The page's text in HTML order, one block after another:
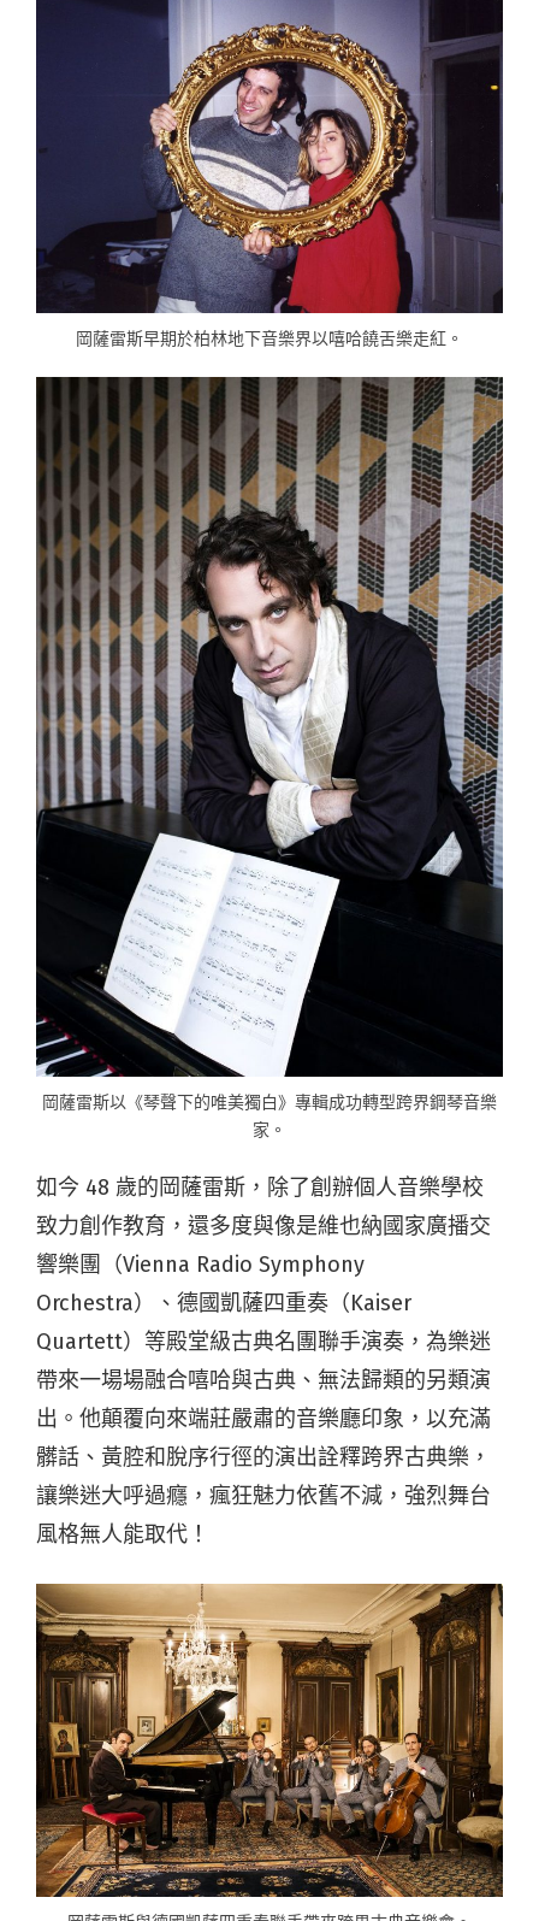
岡薩雷斯早期於柏林地下音樂界以嘻哈饒舌樂走紅。
岡薩雷斯以《琴聲下的唯美獨白》專輯成功轉型跨界鋼琴音樂
家。
如今 48 歲的岡薩雷斯，除了創辦個人音樂學校
致力創作教育，還多度與像是維也納國家廣播交
響樂團（Vienna Radio Symphony
Orchestra）、德國凱薩四重奏（Kaiser
Quartett）等殿堂級古典名團聯手演奏，為樂迷
帶來一場場融合嘻哈與古典、無法歸類的另類演
出。他顛覆向來端莊嚴肅的音樂廳印象，以充滿
髒話、黃腔和脫序行徑的演出詮釋跨界古典樂，
讓樂迷大呼過癮，瘋狂魅力依舊不減，強烈舞台
風格無人能取代！